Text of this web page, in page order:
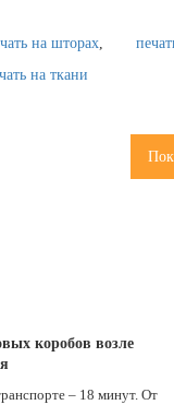
на шторах
на ткани
коробов возле
– 18 минут. От